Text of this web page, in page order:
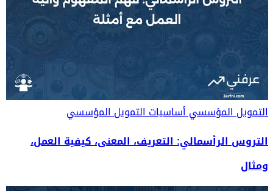
التمويل المؤسسيأساسيات التمويل المؤسسي
التروس الرأسمالي: التعريف، المعنى، كيفية العمل،
ومثال